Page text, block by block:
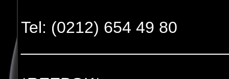
Tel: (0212) 654 49 80